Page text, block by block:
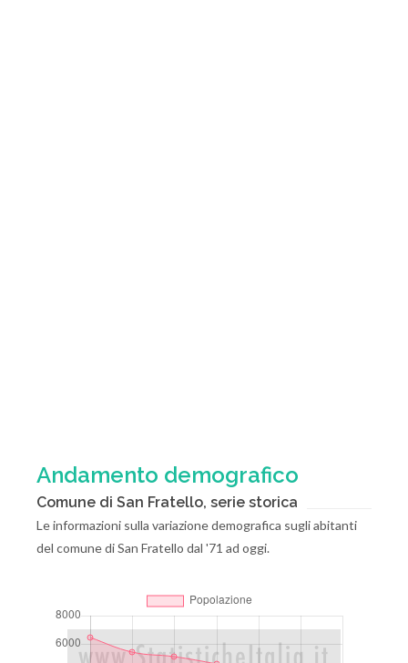
Andamento demografico
Comune di San Fratello, serie storica
Le informazioni sulla variazione demografica sugli abitanti
del comune di San Fratello dal '71 ad oggi.